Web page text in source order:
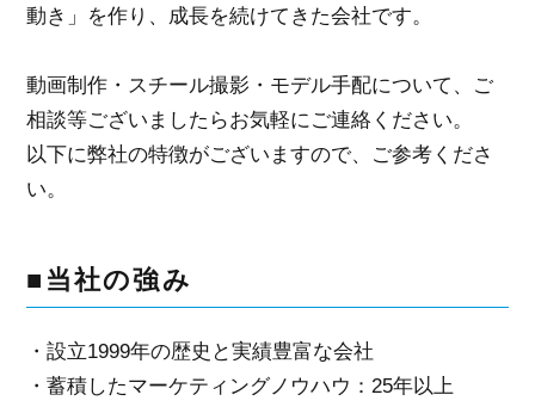
動き」を作り、成長を続けてきた会社です。
動画制作・スチール撮影・モデル手配について、ご
相談等ございましたらお気軽にご連絡ください。
以下に弊社の特徴がございますので、ご参考くださ
い。
■当社の強み
・設立1999年の歴史と実績豊富な会社
・蓄積したマーケティングノウハウ：25年以上